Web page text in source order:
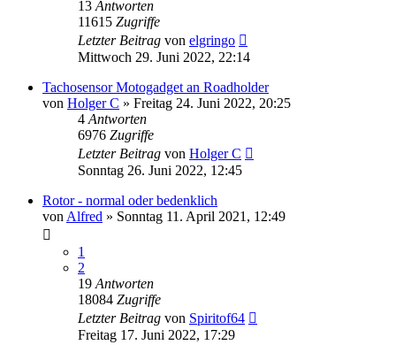
13 Antworten
11615 Zugriffe
Letzter Beitrag von elgringo
Mittwoch 29. Juni 2022, 22:14
Tachosensor Motogadget an Roadholder
von Holger C » Freitag 24. Juni 2022, 20:25
4 Antworten
6976 Zugriffe
Letzter Beitrag von Holger C
Sonntag 26. Juni 2022, 12:45
Rotor - normal oder bedenklich
von Alfred » Sonntag 11. April 2021, 12:49
1
2
19 Antworten
18084 Zugriffe
Letzter Beitrag von Spiritof64
Freitag 17. Juni 2022, 17:29